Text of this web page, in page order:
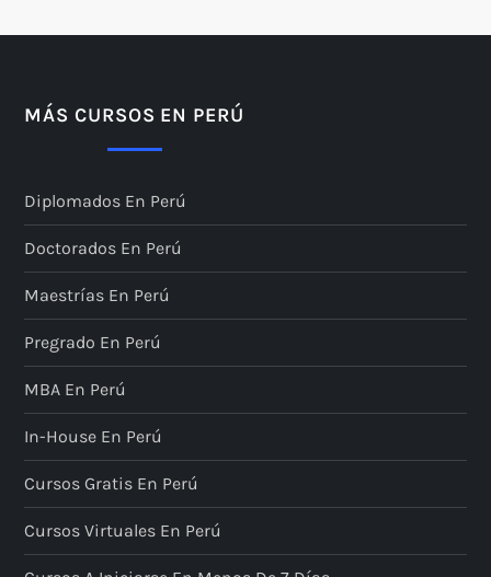
MÁS CURSOS EN PERÚ
Diplomados En Perú
Doctorados En Perú
Maestrías En Perú
Pregrado En Perú
MBA En Perú
In-House En Perú
Cursos Gratis En Perú
Cursos Virtuales En Perú